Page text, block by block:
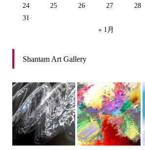
24
25 26 27 28
31
« 1月
Shantam Art Gallery